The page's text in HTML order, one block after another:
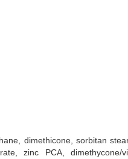
dimethicone, sorbitan
zinc PCA, dimethycone/